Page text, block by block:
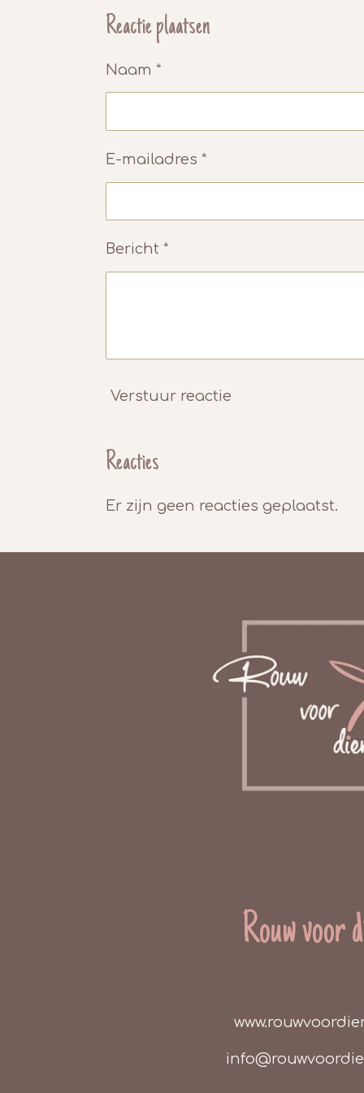
n
r
e
Reactie plaatsen
Naam *
E-mailadres *
Bericht *
Verstuur reactie
Reacties
Er zijn geen reacties geplaatst.
Rouw voor